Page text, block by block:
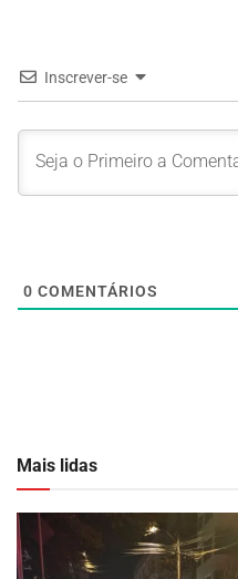
Inscrever-se
0 COMENTÁRIOS
Mais lidas